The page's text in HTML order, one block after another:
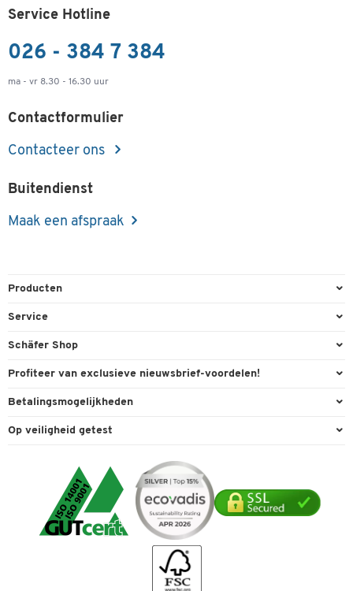
Service Hotline
026 - 384 7 384
ma - vr 8.30 - 16.30 uur
Contactformulier
Contacteer ons
Buitendienst
Maak een afspraak
Producten
Kantoorbenodigdheden
Milieutechniek
Reiniging & hygiëne
Verpakken & verzenden
Service
Bestelling herroepen
Inkt & Toner
Service van A tot Z
Telefoonnummer overzicht
Schäfer Shop
Algemene voorwaarden
Online catalogi
Cookie-instellingen
Duurzaamheid
Downloads & Certificaten
Profiteer van exclusieve nieuwsbrief-voordelen!
Welkomstgeschenk
Expertise
Betalingsmogelijkheden
Paypal
Mastercard
iDEAL | Wero
Op veiligheid getest